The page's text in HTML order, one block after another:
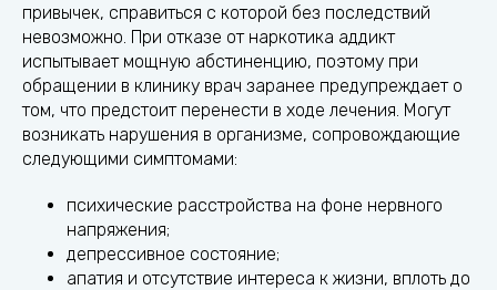
привычек, справиться с которой без последствий
невозможно. При отказе от наркотика аддикт
испытывает мощную абстиненцию, поэтому при
обращении в клинику врач заранее предупреждает о
том, что предстоит перенести в ходе лечения. Могут
возникать нарушения в организме, сопровождающие
следующими симптомами:
психические расстройства на фоне нервного
напряжения;
депрессивное состояние;
апатия и отсутствие интереса к жизни, вплоть до